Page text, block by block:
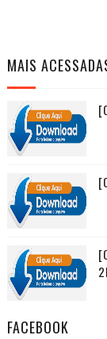
MAIS
FACEBOOK